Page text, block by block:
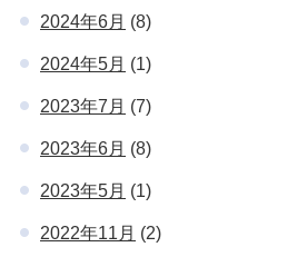
2024年6月 (8)
2024年5月 (1)
2023年7月 (7)
2023年6月 (8)
2023年5月 (1)
2022年11月 (2)